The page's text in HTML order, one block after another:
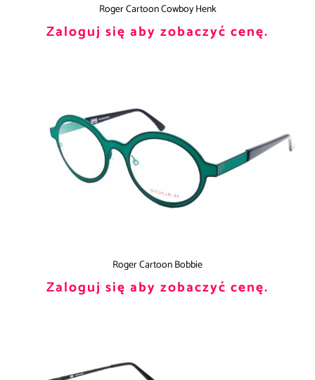
Roger Cartoon Cowboy Henk
Zaloguj się aby zobaczyć cenę.
Roger Cartoon Bobbie
Zaloguj się aby zobaczyć cenę.